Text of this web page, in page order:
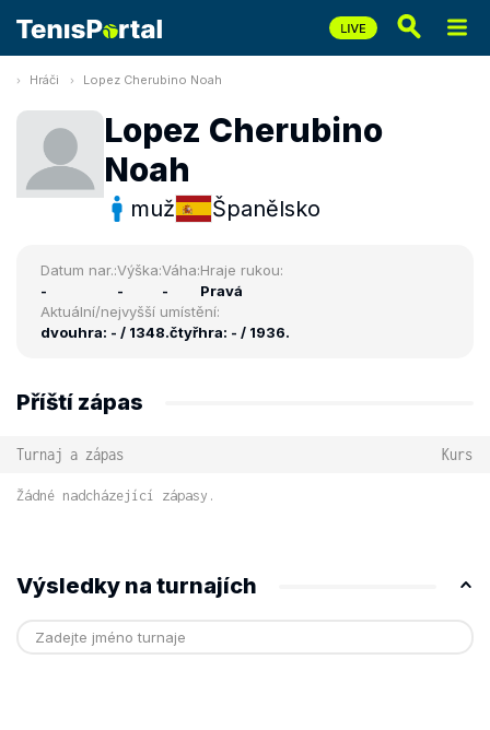
Hráči Lopez Cherubino Noah
Lopez Cherubino
Noah
muž Španělsko
Datum nar.:
-
Výška:
-
Váha:
-
Hraje rukou:
Pravá
Aktuální/nejvyšší umístění:
dvouhra: - / 1348.čtyřhra: - / 1936.
Příští zápas
Turnaj a zápas Kurs
Žádné nadcházející zápasy.
Výsledky na turnajích